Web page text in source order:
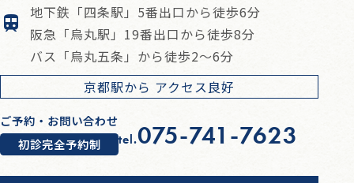
地下鉄「四条駅」5番出口から徒歩6分
阪急「烏丸駅」19番出口から徒歩8分
バス「烏丸五条」から徒歩2～6分
京都駅から アクセス良好
ご予約・お問い合わせ
初診完全予約制
tel.075-741-7623